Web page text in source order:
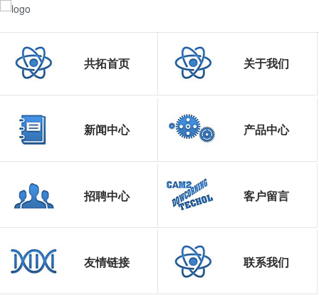
共拓首页 关于我们
新闻中心 产品中心
招聘中心 客户留言
友情链接 联系我们